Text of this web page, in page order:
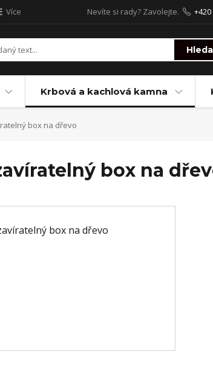
Více Nevíte si rady? Zavolejte. +420
Krbová a kachlová kamna
box na dřevo
box na